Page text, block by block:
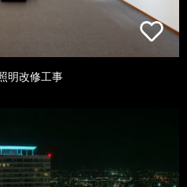
明改修工事